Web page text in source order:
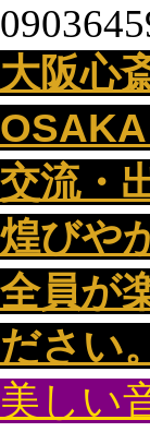
大阪心
交流・
煌びや
全員が
ださい。
美しい